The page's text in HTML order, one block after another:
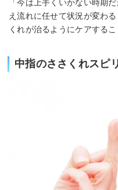
「今は上手くいかない時期
え流れに任せて状況が変わ
くれが治るようにケアする
中指のささくれスピ